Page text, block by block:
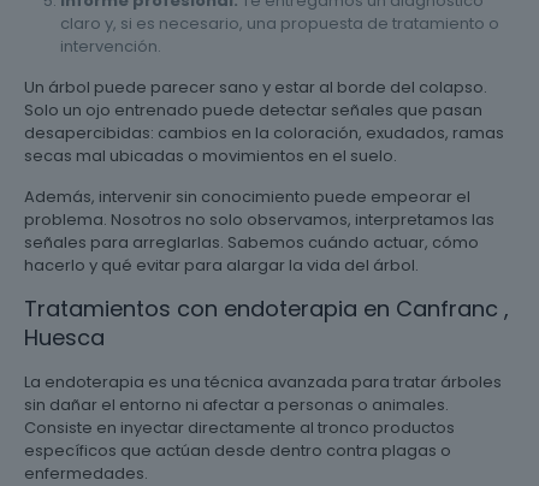
claro y, si es necesario, una propuesta de tratamiento o
intervención.
Un árbol puede parecer sano y estar al borde del colapso.
Solo un ojo entrenado puede detectar señales que pasan
desapercibidas: cambios en la coloración, exudados, ramas
secas mal ubicadas o movimientos en el suelo.
Además, intervenir sin conocimiento puede empeorar el
problema. Nosotros no solo observamos, interpretamos las
señales para arreglarlas. Sabemos cuándo actuar, cómo
hacerlo y qué evitar para alargar la vida del árbol.
Tratamientos con endoterapia en Canfranc ,
Huesca
La endoterapia es una técnica avanzada para tratar árboles
sin dañar el entorno ni afectar a personas o animales.
Consiste en inyectar directamente al tronco productos
específicos que actúan desde dentro contra plagas o
enfermedades.